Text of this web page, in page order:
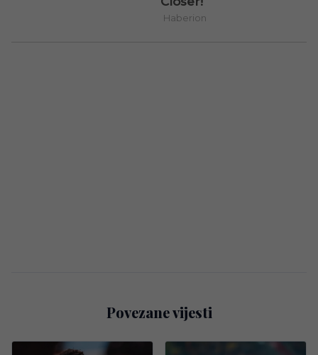
Povezane vijesti